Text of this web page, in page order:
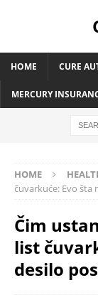
HOME CURE
MERCURY
HOME
čuvarkuće: Evo šta
Čim
list
desilo